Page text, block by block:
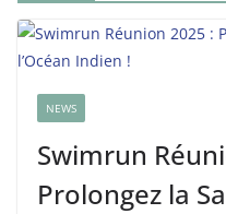
NEWS
Swimrun
Prolongez la